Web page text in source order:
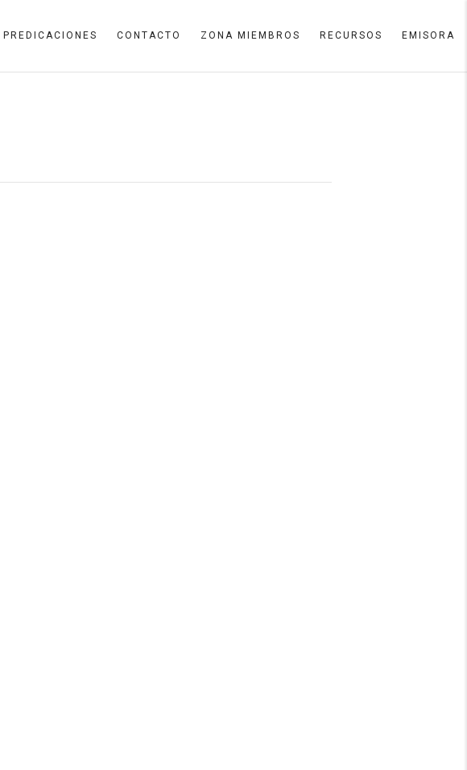
PREDICACIONES CONTACTO ZONA MIEMBROS RECURSOS EMISORA